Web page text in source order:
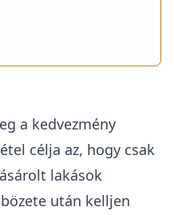
jöhetnek
az ügylet
azt is, hogy
fejében